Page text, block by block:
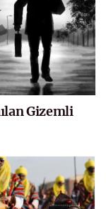
Gizemli